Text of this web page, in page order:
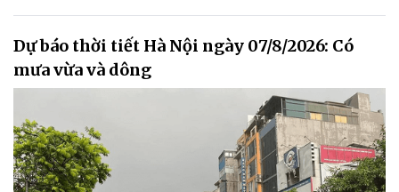
Dự báo thời tiết Hà Nội ngày 07/8/2026: Có
mưa vừa và dông